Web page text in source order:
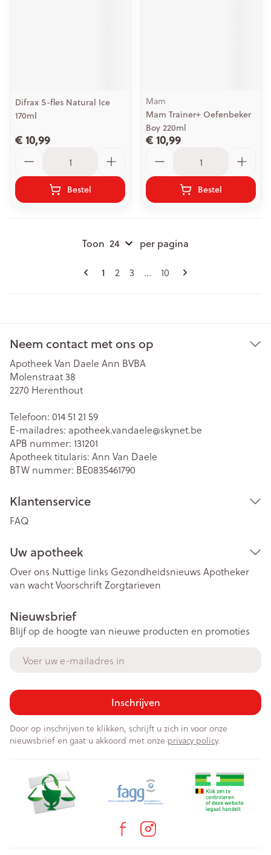
Difrax S-fles Natural Ice
170ml
€ 10,99
Bestel
Mam
Mam Trainer+ Oefenbeker
Boy 220ml
€ 10,99
Bestel
Pagina's
U lees momenteel pagina
1 Pagina
2 Pagina
3 ... Pagina
10
Toon per pagina
Neem contact met ons op
Apotheek Van Daele Ann BVBA
Molenstraat 38
2270 Herenthout
Telefoon: 014 51 21 59
E-mailadres: apotheek.vandaele@skynet.be
APB nummer: 131201
Apotheek titularis: Ann Van Daele
BTW nummer: BE0835461790
Klantenservice
FAQ
Uw apotheek
Over ons Nuttige links Gezondheidsnieuws Apotheker
van wachtVoorschriftZorgtarieven
Nieuwsbrief
Blijf op de hoogte van nieuwe producten en promoties
Inschrijven
Door op inschrijven te klikken, schrijft u zich in voor onze
nieuwsbrief en gaat u akkoord met onze privacy policy.